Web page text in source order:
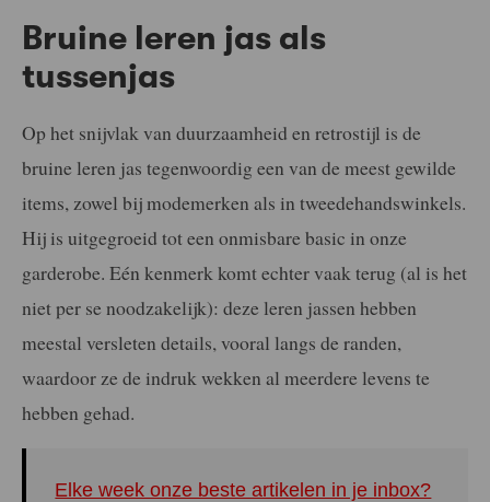
Bruine leren jas als
tussenjas
Op het snijvlak van duurzaamheid en retrostijl is de
bruine leren jas tegenwoordig een van de meest gewilde
items, zowel bij modemerken als in tweedehandswinkels.
Hij is uitgegroeid tot een onmisbare basic in onze
garderobe. Eén kenmerk komt echter vaak terug (al is het
niet per se noodzakelijk): deze leren jassen hebben
meestal versleten details, vooral langs de randen,
waardoor ze de indruk wekken al meerdere levens te
hebben gehad.
Elke week onze beste artikelen in je inbox?